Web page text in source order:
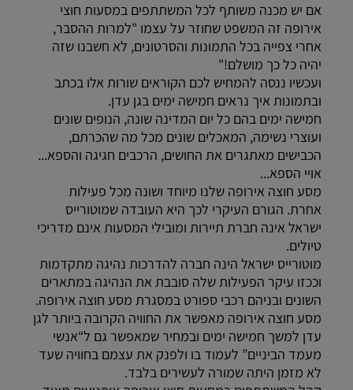
אם יש מכנה משותף לכל המשתתפים במסעות חוצי
אירופה זה המשפט שחוזר על עצמו "למרות ההסבר,
אחרי צפייה בכל התמונות והסרטונים, לא חשבנו שזה
יהיה כל כך מושלם!"
ועכשיו ננסה להמחיש לכם הקוראים שורות אלו בכתב
ובתמונות איך נראים חמישה ימים בגן עדן.
חמישה ימים בהם כל יום המדינה שונה, הנופים שונים
ועוצרי נשימה, המאכלים שונים מכל מה שהכרתם,
הכבישים מאתגרים את החושים, הרכבים חגיגה והספא...
אויי הספא...
מסע חוצה אירופה שלנו מיוחד ושונה מכל פעילות
אחרת. הגורם העיקרי לכך היא העובדה שמוטורייס
ישראל אינה חברת תיירות ומובילי המסעות אינם מדריכי
טיולים.
מוטורייס ישראל הינה חברה להדרכות נהיגה מתקדמות
וככזו עיקר הפעילות שלה סובבת את הנהיגה במתארים
השונים ובניהם רכבי ספורט במסגרת מסע חוצה אירופה.
מסע חוצה אירופה מאפשר את החוויה הקרובה ביותר לגן
עדן למשך חמישה ימים ובמחיר שמאפשר גם ל“אנשי
מעמד הביניים” לעמוד בו ולפנק את עצמם בחוויה שעד
לא מזמן היתה שמורה לעשירים בלבד.